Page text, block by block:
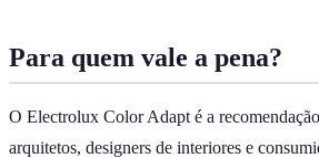
Para quem vale a pena?
O Electrolux Color Adapt é a
arquitetos, designers de interiores e